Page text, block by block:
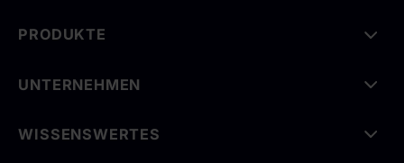
PRODUKTE
UNTERNEHMEN
WISSENSWERTES